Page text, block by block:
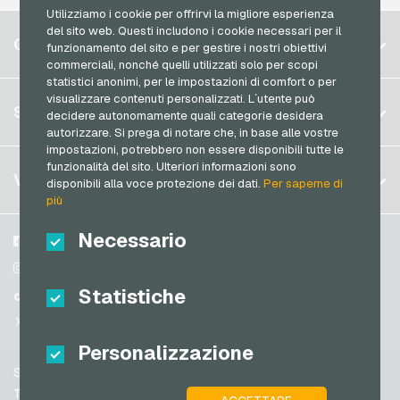
Utilizziamo i cookie per offrirvi la migliore esperienza
del sito web. Questi includono i cookie necessari per il
funzionamento del sito e per gestire i nostri obiettivi
commerciali, nonché quelli utilizzati solo per scopi
statistici anonimi, per le impostazioni di comfort o per
visualizzare contenuti personalizzati. L´utente può
decidere autonomamente quali categorie desidera
autorizzare. Si prega di notare che, in base alle vostre
impostazioni, potrebbero non essere disponibili tutte le
funzionalità del sito. Ulteriori informazioni sono
disponibili alla voce protezione dei dati.Per saperne di
più
Necessario
Statistiche
Personalizzazione
Razer Gold Carte di pagamento
Transcash Carte di pagamento
Belgio
Brasile
Germania (DE)
Germania (EN)
Francia
Italia
Austria
Svizzera (DE)
Svizzera (IT)
CONTO
Registrati
Accedi
Il mio carrello
SERVIZIO
FAQ
Metodi di pagamento
Protezione dei dati
VGO-SHOP
Su di noi
Partner
Facebook
TikTok
Supporto
Termini & Condizioni